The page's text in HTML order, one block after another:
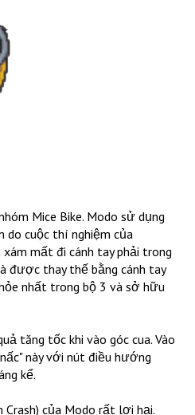
Mice Bike. Modo sử dụng
do cuộc thí nghiệm của
xám mất đi cánh tay phải trong
được thay thế bằng cánh tay
nhất trong bộ 3 và sở hữu
tăng tốc khi vào góc cua. Vào
này với nút điều hướng
kể.
Crash) của Modo rất lợi hại.